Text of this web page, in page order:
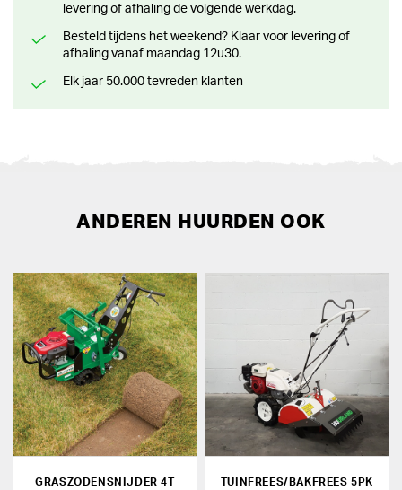
levering of afhaling de volgende werkdag.
Besteld tijdens het weekend? Klaar voor levering of
afhaling vanaf maandag 12u30.
Elk jaar 50.000 tevreden klanten
ANDEREN HUURDEN OOK
GRASZODENSNIJDER 4T
TUINFREES/BAKFREES 5PK